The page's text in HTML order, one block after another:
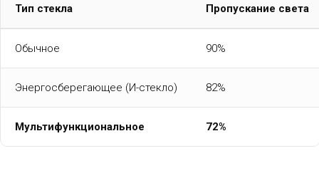
Тип стекла Пропускание света
Обычное 90%
Энергосберегающее (И-стекло) 82%
Мультифункциональное 72%